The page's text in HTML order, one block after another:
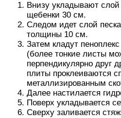
Внизу укладывают
щебенки 30 см.
Следом идет слой
толщины 10 см.
Затем кладут
(более тонкие листы
перпендикулярно друг
плиты проклеиваются
металлизированным
Далее настилается
Поверх укладывается
Сверху заливается